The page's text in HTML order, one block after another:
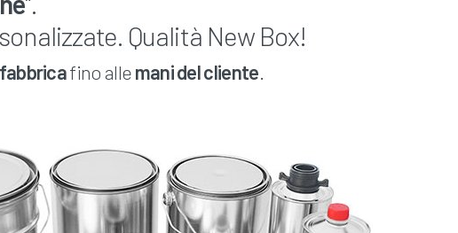
Qualità New Box!
fino allemani del cliente